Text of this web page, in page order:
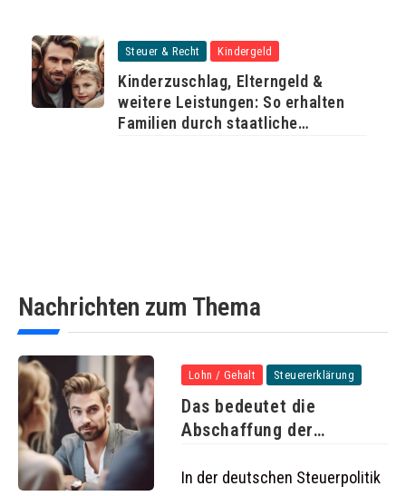
Steuer & Recht Kindergeld
Kinderzuschlag, Elterngeld &
weitere Leistungen: So erhalten
Familien durch staatliche
Nachrichten zum Thema
Lohn / Gehalt Steuererklärung
Das bedeutet die
Abschaffung der
In der deutschen Steuerpolitik